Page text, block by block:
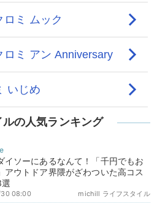
ルの人気ランキング
イソーにあるなんて！「千円でもお
アウトドア界隈がざわついた高コス
michill ライフスタイル
08:00